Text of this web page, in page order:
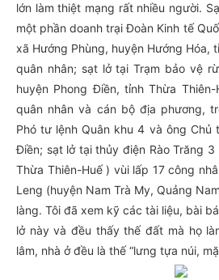
lớn làm thiệt mạng rất nhiều người.
một phần doanh trại Đoàn Kinh tế
xã Hướng Phùng, huyện Hướng Hóa,
quân nhân; sạt lở tại Trạm bảo vệ
huyện Phong Điền, tỉnh Thừa
quân nhân và cán bộ địa phương,
Phó tư lệnh Quân khu 4 và ông Chủ
Điền; sạt lở tại thủy điện Rào Trăng
Thừa Thiên-Huế ) vùi lấp 17 công
Leng (huyện Nam Trà My, Quảng
làng. Tôi đã xem kỹ các tài liệu, bài
lở này và đều thấy thế đất mà họ
lâm, nhà ở đều là thế “lưng tựa núi,